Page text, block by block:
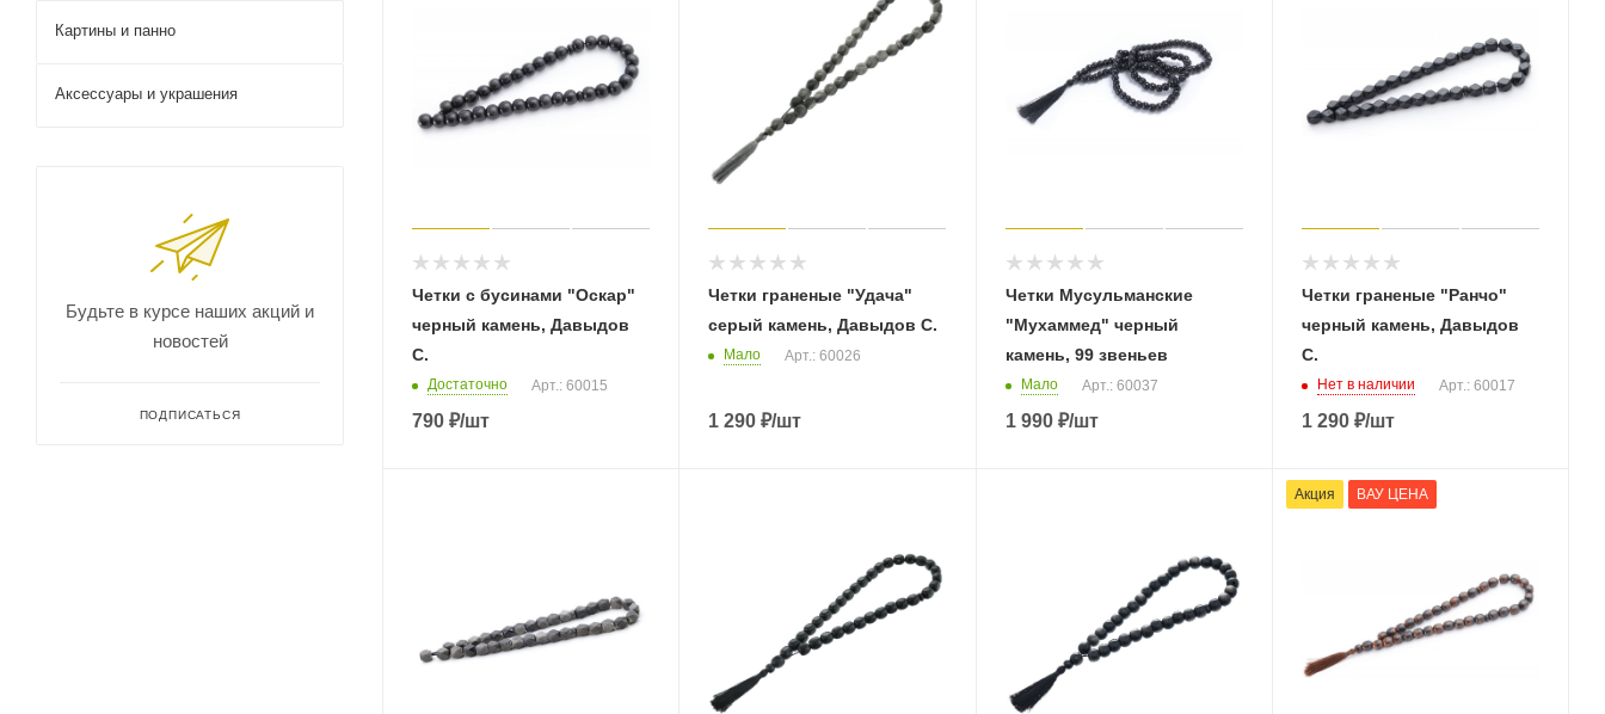
Четки с бусинами "Оскар"
черный камень, Давыдов
С.
Достаточно Арт.: 60015
790 ₽/шт
Четки граненые "Удача"
серый камень, Давыдов С.
Мало Арт.: 60026
1 290 ₽/шт
Четки Мусульманские
"Мухаммед" черный
камень, 99 звеньев
Мало Арт.: 60037
1 990₽/шт
Четки граненые "Ранчо"
черный камень, Давыдов
С.
Нет в наличии Арт.: 60017
1 290₽/шт
Акция ВАУ ЦЕНА
Картины и панно
Аксессуары и украшения
Будьте в курсе наших акций и
новостей
ПОДПИСАТЬСЯ